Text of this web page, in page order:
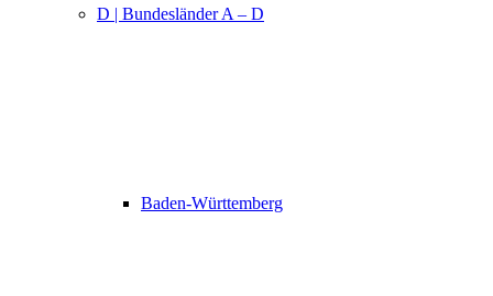
D | Bundesländer A – D
Baden-Württemberg